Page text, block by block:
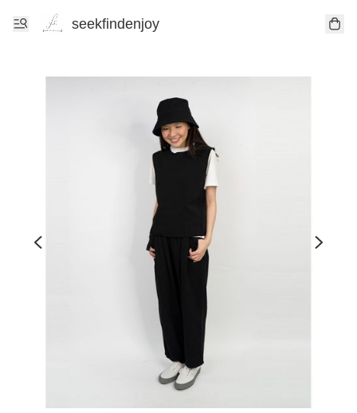
seekfindenjoy